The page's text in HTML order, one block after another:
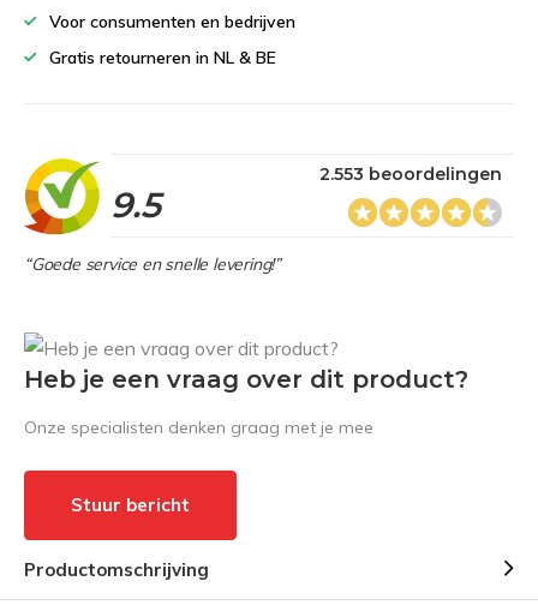
Voor consumenten en bedrijven
Gratis retourneren in NL & BE
9.5
2.553 beoordelingen
“Goede service en snelle levering!”
Heb je een vraag over dit product?
Onze specialisten denken graag met je mee
Stuur bericht
Productomschrijving